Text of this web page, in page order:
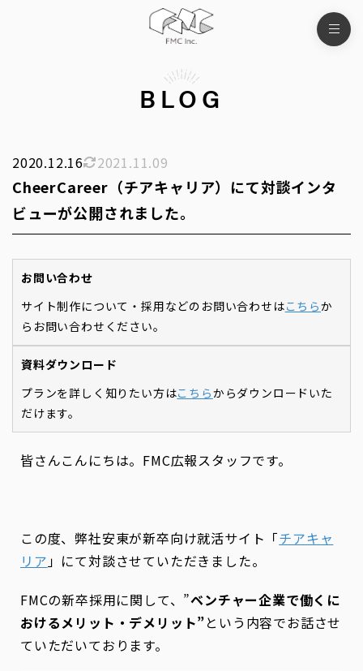
BLOG
2020.12.16 2021.11.09
CheerCareer（チアキャリア）にて対談インタ
ビューが公開されました。
お問い合わせ
サイト制作について・採用などのお問い合わせはこちらか
らお問い合わせください。
資料ダウンロード
プランを詳しく知りたい方はこちらからダウンロードいた
だけます。
皆さんこんにちは。FMC広報スタッフです。
この度、弊社安東が新卒向け就活サイト「チアキャ
リア」にて対談させていただきました。
FMCの新卒採用に関して、”ベンチャー企業で働くに
おけるメリット・デメリット”という内容でお話させ
ていただいております。